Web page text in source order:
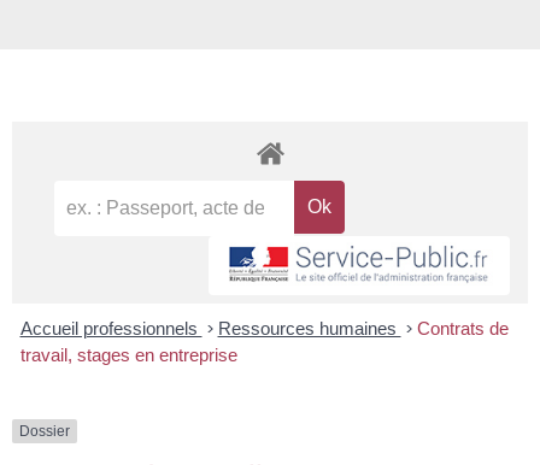
Accueil professionnels > Ressources humaines > Contrats de
travail, stages en entreprise
Dossier